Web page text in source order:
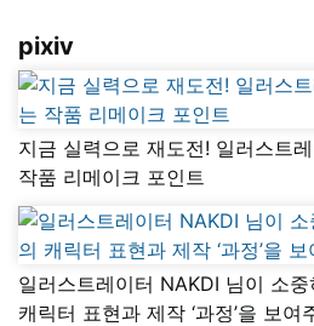
pixiv
지금 실력으로 재도전! 일러스트
작품 리메이크 포인트
일러스트레이터 NAKDI 님이 소
캐릭터 표현과 제작 ‘과정’을 보여